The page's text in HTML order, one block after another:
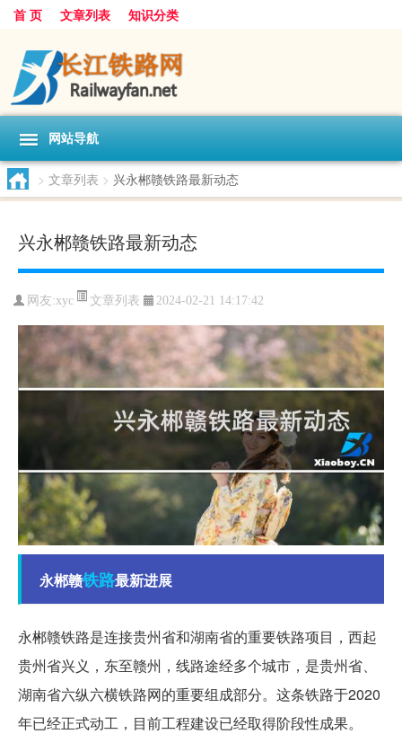
首 页 文章列表 知识分类
网站导航
> 文章列表 > 兴永郴赣铁路最新动态
兴永郴赣铁路最新动态
网友:xyc 文章列表 2024-02-21 14:17:42
永郴赣铁路最新进展
永郴赣铁路是连接贵州省和湖南省的重要铁路项目，西起
贵州省兴义，东至赣州，线路途经多个城市，是贵州省、
湖南省六纵六横铁路网的重要组成部分。这条铁路于2020
年已经正式动工，目前工程建设已经取得阶段性成果。